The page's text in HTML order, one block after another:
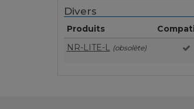
Divers
Produits
NR-LITE-L (obsolète)